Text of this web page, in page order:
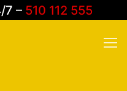
7 – 510 112 555